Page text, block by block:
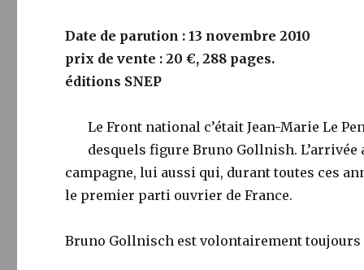
Date de parution : 13 novembre 2010
prix de vente : 20 €, 288 pages.
éditions SNEP
Le Front national c’était Jean-Marie Le
desquels figure Bruno Gollnish.
campagne, lui aussi qui, durant toutes ces
le premier parti ouvrier de France.
Bruno Gollnisch est volontairement toujours